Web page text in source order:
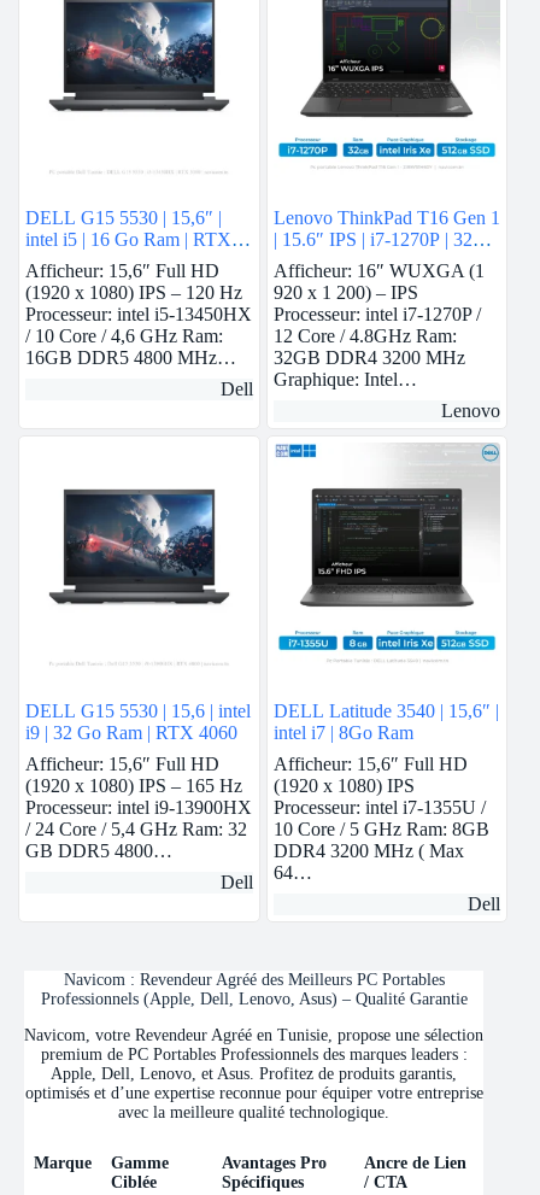
DELL G15 5530 | 15,6″ |
intel i5 | 16 Go Ram | RTX
3050
Afficheur: 15,6″ Full HD
(1920 x 1080) IPS – 120 Hz
Processeur: intel i5-13450HX
/ 10 Core / 4,6 GHz Ram:
16GB DDR5 4800 MHz…
Dell
Lenovo ThinkPad T16 Gen 1
| 15.6″ IPS | i7-1270P | 32
GB Ram | intel Iris Xe | 512
GB SSD
Afficheur: 16″ WUXGA (1
920 x 1 200) – IPS
Processeur: intel i7-1270P /
12 Core / 4.8GHz Ram:
32GB DDR4 3200 MHz
Graphique: Intel…
Lenovo
DELL G15 5530 | 15,6 | intel
i9 | 32 Go Ram | RTX 4060
Afficheur: 15,6″ Full HD
(1920 x 1080) IPS – 165 Hz
Processeur: intel i9-13900HX
/ 24 Core / 5,4 GHz Ram: 32
GB DDR5 4800…
Dell
DELL Latitude 3540 | 15,6″ |
intel i7 | 8Go Ram
Afficheur: 15,6″ Full HD
(1920 x 1080) IPS
Processeur: intel i7-1355U /
10 Core / 5 GHz Ram: 8GB
DDR4 3200 MHz ( Max
64…
Dell
Navicom : Revendeur Agréé des Meilleurs PC Portables
Professionnels (Apple, Dell, Lenovo, Asus) – Qualité Garantie
Navicom, votre Revendeur Agréé en Tunisie, propose une sélection
premium de PC Portables Professionnels des marques leaders :
Apple, Dell, Lenovo, et Asus. Profitez de produits garantis,
optimisés et d’une expertise reconnue pour équiper votre entreprise
avec la meilleure qualité technologique.
Marque
Gamme
Ciblée
Avantages Pro
Spécifiques
Ancre de Lien
/ CTA